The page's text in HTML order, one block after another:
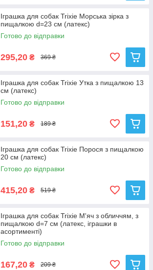
Іграшка для собак Trixie Морська зірка з
пищалкою d=23 см (латекс)
Готово до відправки
295,20 ₴ 369 ₴
Іграшка для собак Trixie Утка з пищалкою 13
см (латекс)
Готово до відправки
151,20 ₴ 189 ₴
Іграшка для собак Trixie Порося з пищалкою
20 см (латекс)
Готово до відправки
415,20 ₴ 519 ₴
Іграшка для собак Trixie М'яч з обличчям, з
пищалкою d=7 см (латекс, іграшки в
асортименті)
Готово до відправки
167,20 ₴ 209 ₴